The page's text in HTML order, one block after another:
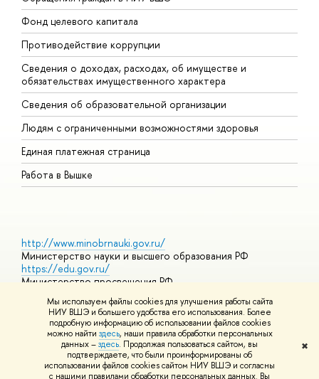
Мы используем файлы cookies для улучшения работы сайта
НИУ ВШЭ и большего удобства его использования. Более
подробную информацию об использовании файлов cookies
можно найти здесь, наши правила обработки персональных
данных –здесь. Продолжая пользоваться сайтом, вы
подтверждаете, что были проинформированы об
использовании файлов cookies сайтом НИУ ВШЭ и согласны
с нашими правилами обработки персональных данных. Вы
✖
Фонд целевого капитала
Противодействие коррупции
Сведения о доходах, расходах, об имуществе и
обязательствах имущественного характера
Сведения об образовательной организации
Людям с ограниченными возможностями здоровья
Единая платежная страница
Работа в Вышке
http://www.minobrnauki.gov.ru/
Министерство науки и высшего образования РФ
https://edu.gov.ru/
Министерство просвещения РФ
https://elearning.hse.ru/mooc
Массовые открытые онлайн-курсы
© НИУ ВШЭ 1993–2026 Адреса и контактыУсловия
использования материалов Политика конфиденциальности